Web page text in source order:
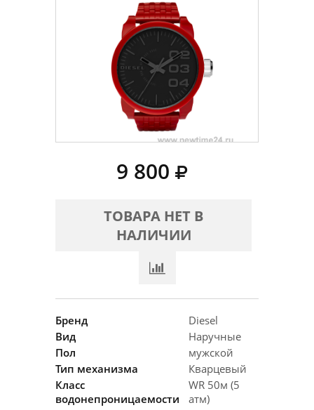
9 800
ТОВАРА НЕТ В
НАЛИЧИИ
Бренд
Diesel
Вид
Наручные
Пол
мужской
Тип механизма
Кварцевый
Класс
водонепроницаемости
WR 50м (5
атм)